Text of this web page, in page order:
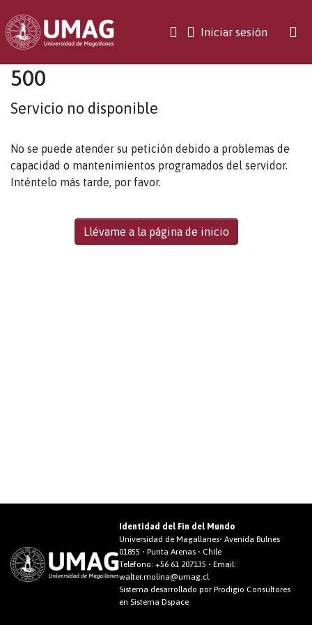
Iniciar sesión(current)
500
Servicio no disponible
No se puede atender su petición debido a problemas de
capacidad o mantenimientos programados del servidor.
Inténtelo más tarde, por favor.
Llévame a la página de inicio
Identidad del Fin del Mundo
Universidad de Magallanes• Avenida Bulnes
01855 • Punta Arenas • Chile
Teléfono:+56 61 207135 • Email:
walter.molina@umag.cl
Sistema desarrollado por Prodigio Consultores
en Sistema Dspace